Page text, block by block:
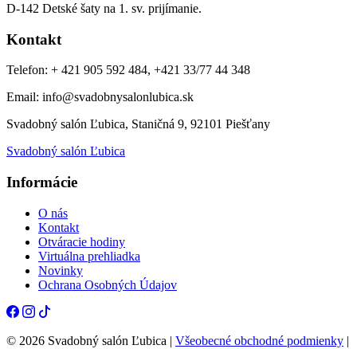
D-142 Detské šaty na 1. sv. prijímanie.
Kontakt
Telefon: + 421 905 592 484, +421 33/77 44 348
Email: info@svadobnysalonlubica.sk
Svadobný salón Ľubica, Staničná 9, 92101 Piešťany
Svadobný salón Ľubica
Informácie
O nás
Kontakt
Otváracie hodiny
Virtuálna prehliadka
Novinky
Ochrana Osobných Údajov
© 2026 Svadobný salón Ľubica | Všeobecné obchodné podmienky |